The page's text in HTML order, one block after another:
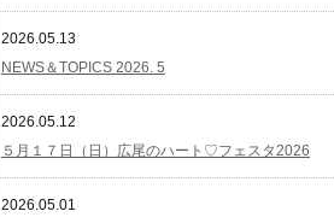
2026.05.13
NEWS＆TOPICS 2026. 5
2026.05.12
５月１７日（日）広尾のハート♡フェスタ2026
2026.05.01